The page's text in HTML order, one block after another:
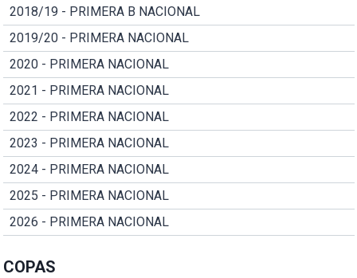
2018/19 - PRIMERA B NACIONAL
2019/20 - PRIMERA NACIONAL
2020 - PRIMERA NACIONAL
2021 - PRIMERA NACIONAL
2022 - PRIMERA NACIONAL
2023 - PRIMERA NACIONAL
2024 - PRIMERA NACIONAL
2025 - PRIMERA NACIONAL
2026 - PRIMERA NACIONAL
COPAS